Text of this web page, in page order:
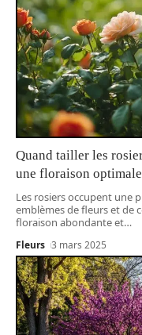
Quand tailler les
une floraison optimale
Les rosiers occupent une
emblèmes de fleurs et de
floraison abondante et…
Fleurs 3 mars 2025